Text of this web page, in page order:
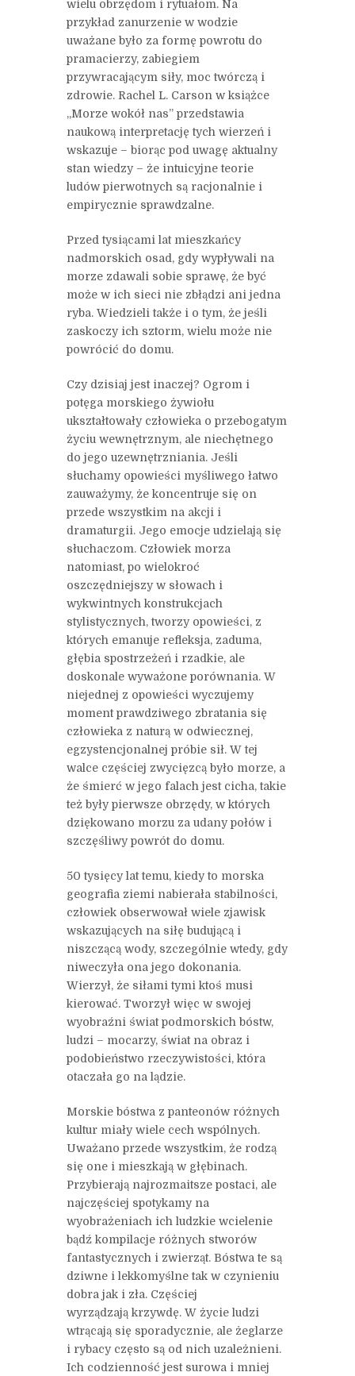
wielu obrzędom i rytuałom. Na
przykład zanurzenie w wodzie
uważane było za formę powrotu do
pramacierzy, zabiegiem
przywracającym siły, moc twórczą i
zdrowie. Rachel L. Carson w książce
„Morze wokół nas” przedstawia
naukową interpretację tych wierzeń i
wskazuje – biorąc pod uwagę aktualny
stan wiedzy – że intuicyjne teorie
ludów pierwotnych są racjonalnie i
empirycznie sprawdzalne.
Przed tysiącami lat mieszkańcy
nadmorskich osad, gdy wypływali na
morze zdawali sobie sprawę, że być
może w ich sieci nie zbłądzi ani jedna
ryba. Wiedzieli także i o tym, że jeśli
zaskoczy ich sztorm, wielu może nie
powrócić do domu.
Czy dzisiaj jest inaczej? Ogrom i
potęga morskiego żywiołu
ukształtowały człowieka o przebogatym
życiu wewnętrznym, ale niechętnego
do jego uzewnętrzniania. Jeśli
słuchamy opowieści myśliwego łatwo
zauważymy, że koncentruje się on
przede wszystkim na akcji i
dramaturgii. Jego emocje udzielają się
słuchaczom. Człowiek morza
natomiast, po wielokroć
oszczędniejszy w słowach i
wykwintnych konstrukcjach
stylistycznych, tworzy opowieści, z
których emanuje refleksja, zaduma,
głębia spostrzeżeń i rzadkie, ale
doskonale wyważone porównania. W
niejednej z opowieści wyczujemy
moment prawdziwego zbratania się
człowieka z naturą w odwiecznej,
egzystencjonalnej próbie sił. W tej
walce częściej zwycięzcą było morze, a
że śmierć w jego falach jest cicha, takie
też były pierwsze obrzędy, w których
dziękowano morzu za udany połów i
szczęśliwy powrót do domu.
50 tysięcy lat temu, kiedy to morska
geografia ziemi nabierała stabilności,
człowiek obserwował wiele zjawisk
wskazujących na siłę budującą i
niszczącą wody, szczególnie wtedy, gdy
niweczyła ona jego dokonania.
Wierzył, że siłami tymi ktoś musi
kierować. Tworzył więc w swojej
wyobraźni świat podmorskich bóstw,
ludzi – mocarzy, świat na obraz i
podobieństwo rzeczywistości, która
otaczała go na lądzie.
Morskie bóstwa z panteonów różnych
kultur miały wiele cech wspólnych.
Uważano przede wszystkim, że rodzą
się one i mieszkają w głębinach.
Przybierają najrozmaitsze postaci, ale
najczęściej spotykamy na
wyobrażeniach ich ludzkie wcielenie
bądź kompilacje różnych stworów
fantastycznych i zwierząt. Bóstwa te są
dziwne i lekkomyślne tak w czynieniu
dobra jak i zła. Częściej
wyrządzają krzywdę. W życie ludzi
wtrącają się sporadycznie, ale żeglarze
i rybacy często są od nich uzależnieni.
Ich codzienność jest surowa i mniej